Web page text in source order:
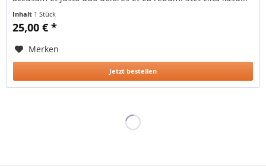
Inhalt 1 Stück
25,00 € *
Merken
Jetzt bestellen